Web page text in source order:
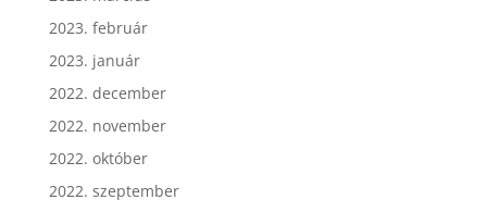
2023. február
2023. január
2022. december
2022. november
2022. október
2022. szeptember